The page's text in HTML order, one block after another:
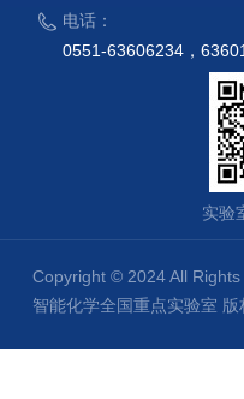
电话：
0551-63606234，
实验
Copyright © 2024 All
智能化学全国重点实验室 版